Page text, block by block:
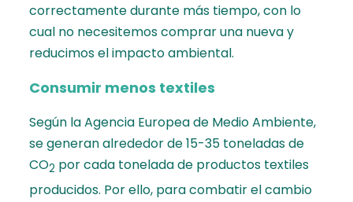
correctamente durante más tiempo, con lo
cual no necesitemos comprar una nueva y
reducimos el impacto ambiental.
Consumir menos textiles
Segúnla Agencia Europea de Medio Ambiente,
se generan alrededor de 15-35 toneladas de
CO2 por cada tonelada de productos textiles
producidos. Por ello, para combatir el cambio